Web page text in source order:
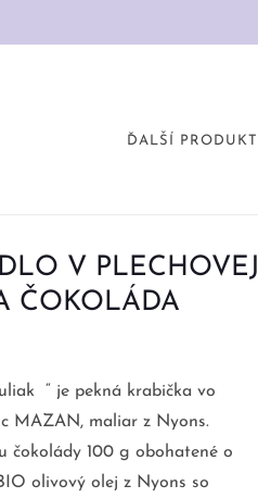
ĎALŠÍ PRODUKT
V PLECHOVEJ
ČOKOLÁDA
“ je pekná krabička vo
MAZAN, maliar z Nyons.
čokolády 100 g obohatené o
olivový olej z Nyons so